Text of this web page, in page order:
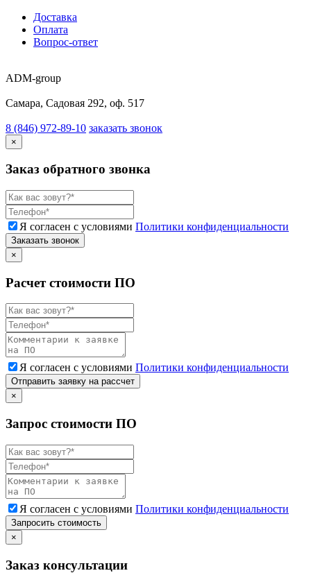
Доставка
Оплата
Вопрос-ответ
ADM-group
Самара, Садовая 292, оф. 517
8 (846) 972-89-10 заказать звонок
×
Заказ обратного звонка
Я согласен с условиями Политики конфиденциальности
Заказать звонок
×
Расчет стоимости ПО
Я согласен с условиями Политики конфиденциальности
Отправить заявку на рассчет
×
Запрос стоимости ПО
Я согласен с условиями Политики конфиденциальности
Запросить стоимость
×
Заказ консультации